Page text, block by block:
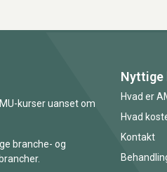
kurser uanset om
branche- og
Nyttige
Hvad er
Hvad
Kontakt